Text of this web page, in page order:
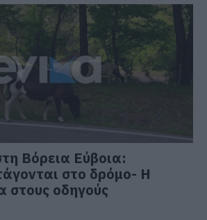
Βόρεια Εύβοια:
στο δρόμο- Η
στους οδηγούς